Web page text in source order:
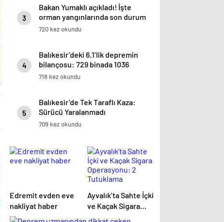
3
Bakan Yumaklı açıkladı! İşte
orman yangınlarında son durum
720 kez okundu
4
Balıkesir’deki 6.1’lik depremin
bilançosu: 729 binada 1036
bağımsız bölüm ağır hasarlı
718 kez okundu
5
Balıkesir’de Tek Taraflı Kaza:
Sürücü Yaralanmadı
709 kez okundu
Edremit evden eve
nakliyat haber
Ayvalık’ta Sahte İçki
ve Kaçak Sigara
Operasyonu: 2